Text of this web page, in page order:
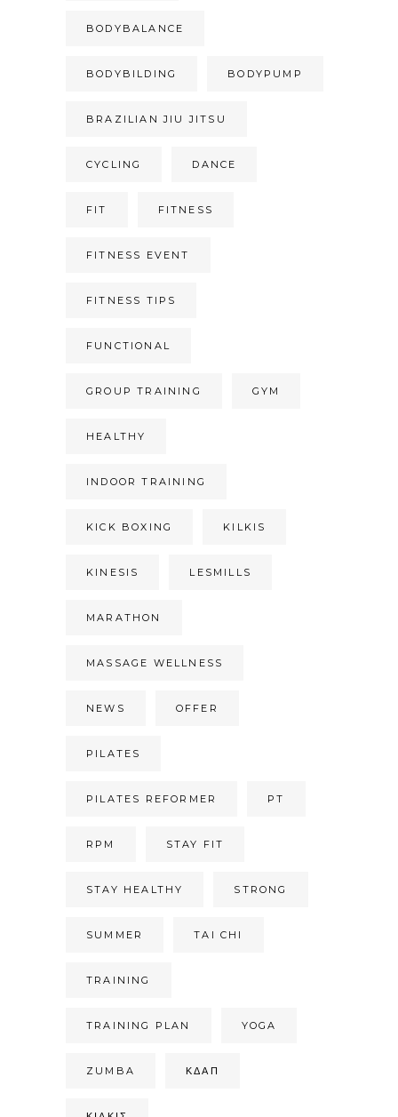
BODYBALANCE
BODYBILDING BODYPUMP
BRAZILIAN JIU JITSU
CYCLING DANCE
FIT FITNESS
FITNESS EVENT
FITNESS TIPS
FUNCTIONAL
GROUP TRAINING GYM
HEALTHY
INDOOR TRAINING
KICK BOXING KILKIS
KINESIS LESMILLS
MARATHON
MASSAGE WELLNESS
NEWS OFFER
PILATES
PILATES REFORMER PT
RPM STAY FIT
STAY HEALTHY STRONG
SUMMER TAI CHI
TRAINING
TRAINING PLAN YOGA
ZUMBA ΚΔΑΠ